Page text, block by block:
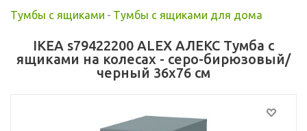
Тумбы с ящиками - Тумбы с ящиками для дома
IKEA s79422200 ALEX АЛЕКС Тумба с
ящиками на колесах - серо-бирюзовый/
черный 36x76 см